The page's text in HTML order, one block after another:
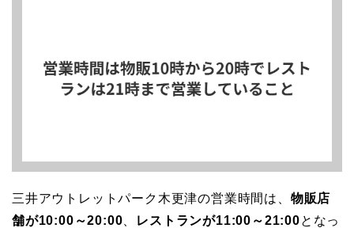
三井アウトレットパーク木更津の営業時間は、 物販店
舗が10:00～20:00
レストランが11:00～21:00となっ